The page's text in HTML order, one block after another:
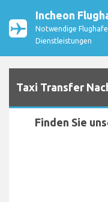
Incheon
Notwendige
Dienstleistungen
Taxi Transfer
Finden Sie